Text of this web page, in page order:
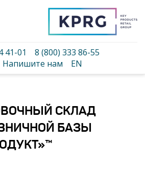
41-01
8 (800) 333 86-55
Напишите нам
EN
СКЛАД
БАЗЫ